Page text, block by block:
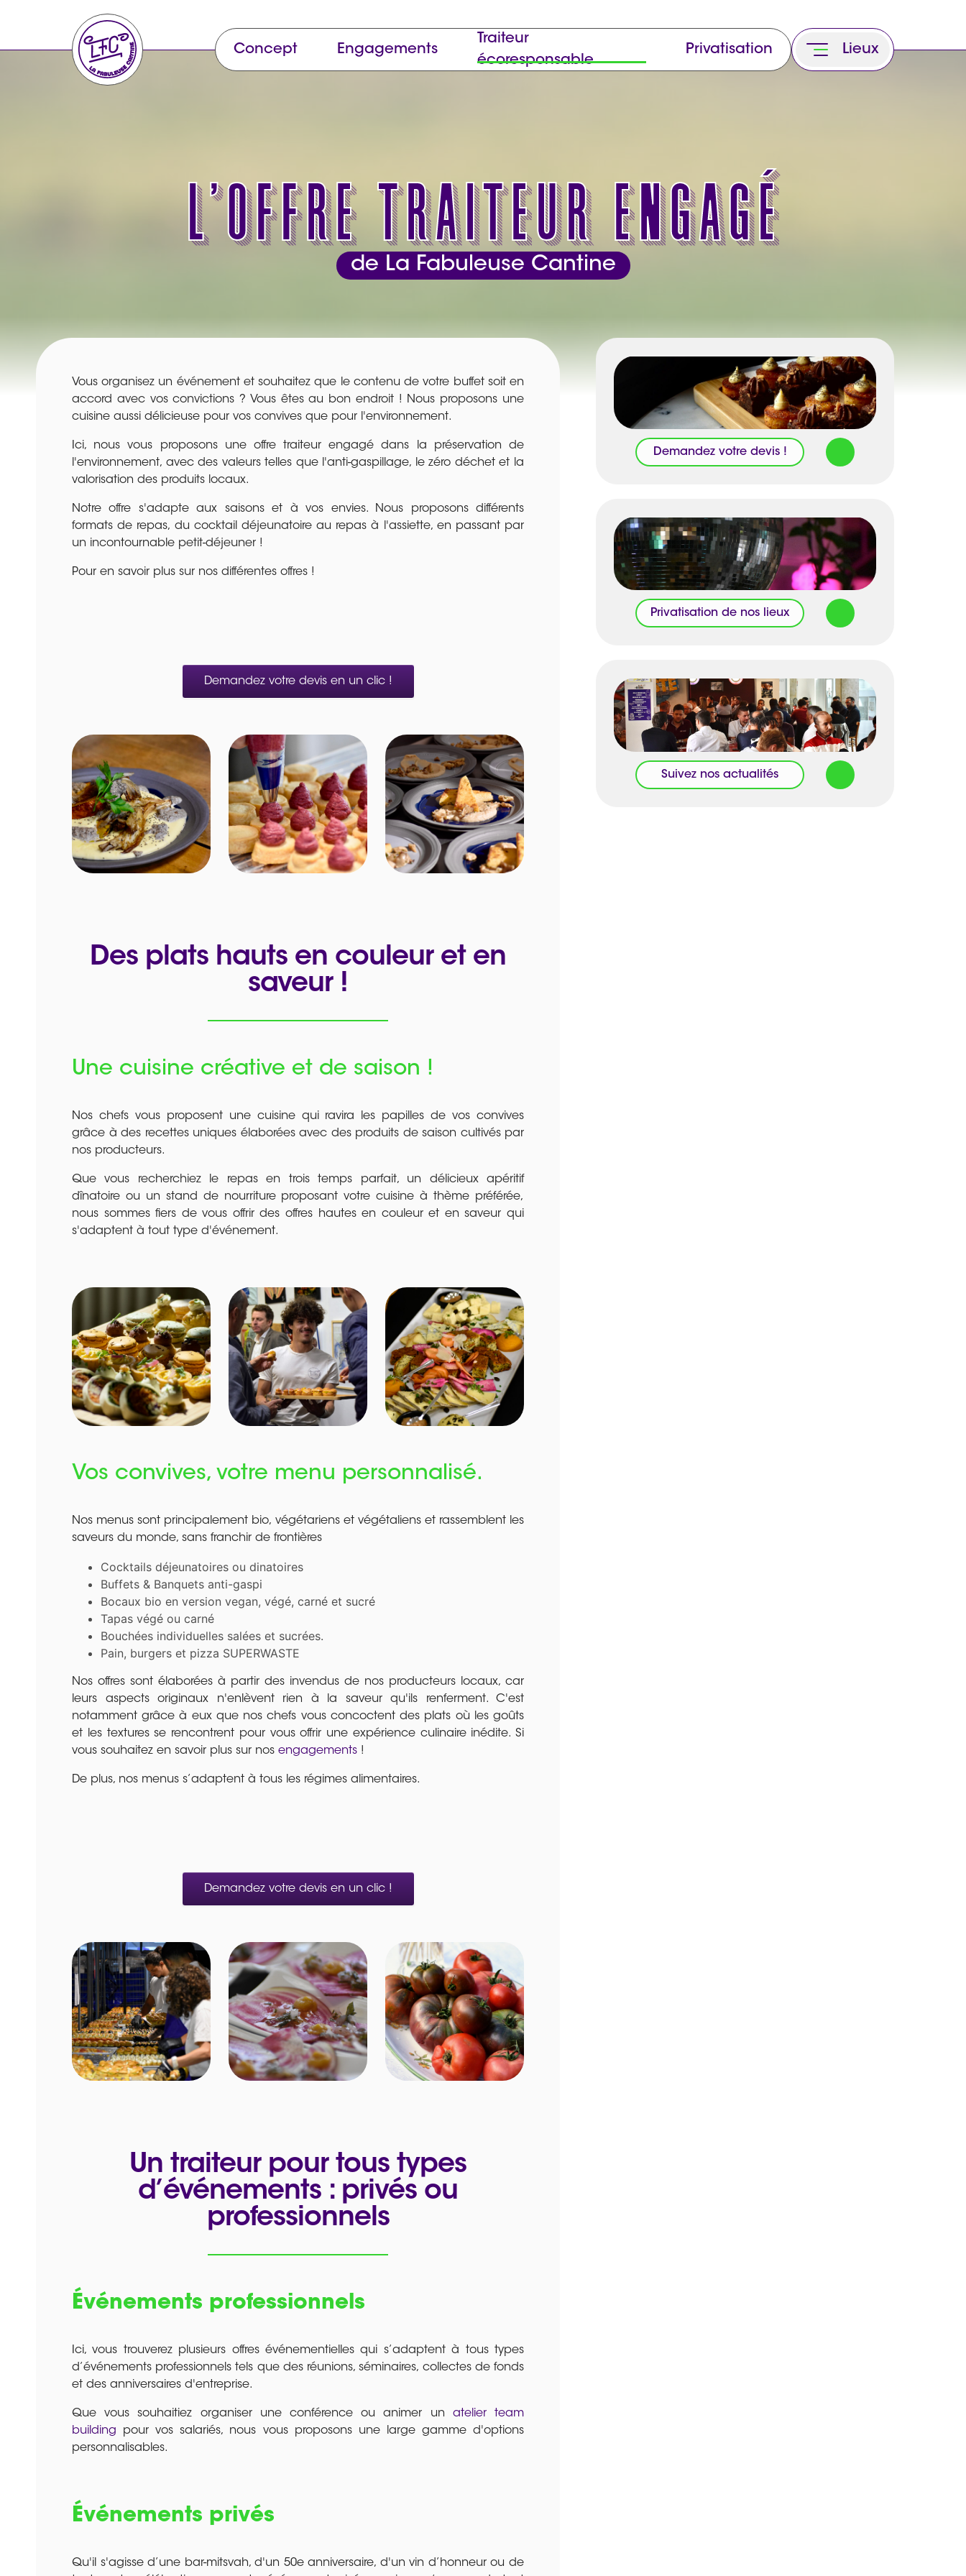
Concept Engagements
Traiteur
écoresponsable
Privatisation Lieux
L’offre traiteur engagé
de La Fabuleuse Cantine
Vous organisez un événement et souhaitez que le contenu de votre buffet soit en
accord avec vos convictions ? Vous êtes au bon endroit ! Nous proposons une
cuisine aussi délicieuse pour vos convives que pour l'environnement.
Ici, nous vous proposons une offre traiteur engagé dans la préservation de
l'environnement, avec des valeurs telles que l'anti-gaspillage, le zéro déchet et la
valorisation des produits locaux.
Notre offre s'adapte aux saisons et à vos envies. Nous proposons différents
formats de repas, du cocktail déjeunatoire au repas à l'assiette, en passant par
un incontournable petit-déjeuner !
Pour en savoir plus sur nos différentes offres !
Demandez votre devis en un clic !
Des plats hauts en couleur et en
saveur !
Une cuisine créative et de saison !
Nos chefs vous proposent une cuisine qui ravira les papilles de vos convives
grâce à des recettes uniques élaborées avec des produits de saison cultivés par
nos producteurs.
Que vous recherchiez le repas en trois temps parfait, un délicieux apéritif
dînatoire ou un stand de nourriture proposant votre cuisine à thème préférée,
nous sommes fiers de vous offrir des offres hautes en couleur et en saveur qui
s'adaptent à tout type d'événement.
Vos convives, votre menu personnalisé.
Nos menus sont principalement bio, végétariens et végétaliens et rassemblent les
saveurs du monde, sans franchir de frontières
Cocktails déjeunatoires ou dinatoires
Buffets & Banquets anti-gaspi
Bocaux bio en version vegan, végé, carné et sucré
Tapas végé ou carné
Bouchées individuelles salées et sucrées.
Pain, burgers et pizza SUPERWASTE
Nos offres sont élaborées à partir des invendus de nos producteurs locaux, car
leurs aspects originaux n'enlèvent rien à la saveur qu'ils renferment. C'est
notamment grâce à eux que nos chefs vous concoctent des plats où les goûts
et les textures se rencontrent pour vous offrir une expérience culinaire inédite. Si
vous souhaitez en savoir plus sur nos engagements !
De plus, nos menus s’adaptent à tous les régimes alimentaires.
Demandez votre devis en un clic !
Un traiteur pour tous types
d’événements : privés ou
professionnels
Événements professionnels
Ici, vous trouverez plusieurs offres événementielles qui s’adaptent à tous types
d’événements professionnels tels que des réunions, séminaires, collectes de fonds
et des anniversaires d'entreprise.
Que vous souhaitiez organiser une conférence ou animer un atelier team
building pour vos salariés, nous vous proposons une large gamme d'options
personnalisables.
Événements privés
Qu'il s'agisse d’une bar-mitsvah, d'un 50e anniversaire, d'un vin d’honneur ou de
Demandez votre devis !
Privatisation de nos lieux
Suivez nos actualités